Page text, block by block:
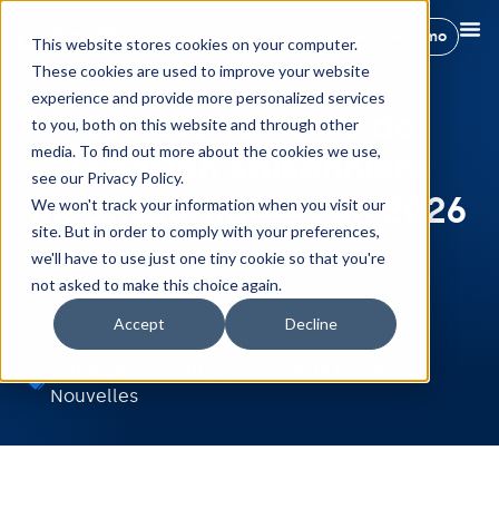
This website stores cookies on your computer.
These cookies are used to improve your website
experience and provide more personalized services
to you, both on this website and through other
media. To find out more about the cookies we use,
see our Privacy Policy.
We won't track your information when you visit our
site. But in order to comply with your preferences,
we'll have to use just one tiny cookie so that you're
not asked to make this choice again.
Accept Decline
Réservez une démo
Les événements de
location saisonnière
incontournables en 2026
Maria Pedregosa
février 6, 2026
Nouvelles